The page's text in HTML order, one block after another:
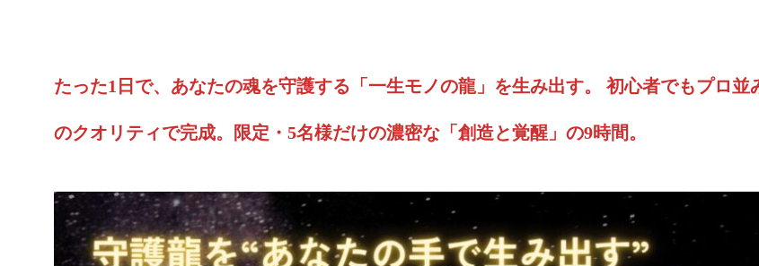
たった1日で、あなたの魂を守護する「一生モノの龍」を生み出す。 初心者でもプロ並
のクオリティで完成。限定・5名様だけの濃密な「創造と覚醒」の9時間。